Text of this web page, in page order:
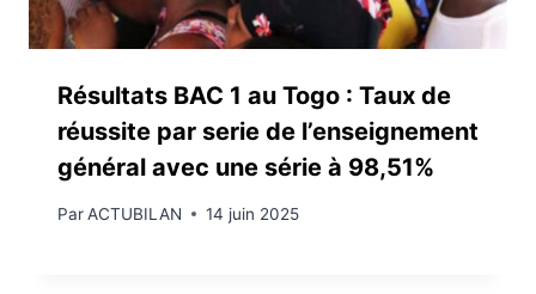
Résultats BAC 1 au Togo : Taux de
réussite par serie de l’enseignement
général avec une série à 98,51%
ParACTUBILAN 14 juin 2025